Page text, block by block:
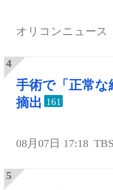
オリコンニュース
手術で「正常な
摘出 161
08月07日 17:18